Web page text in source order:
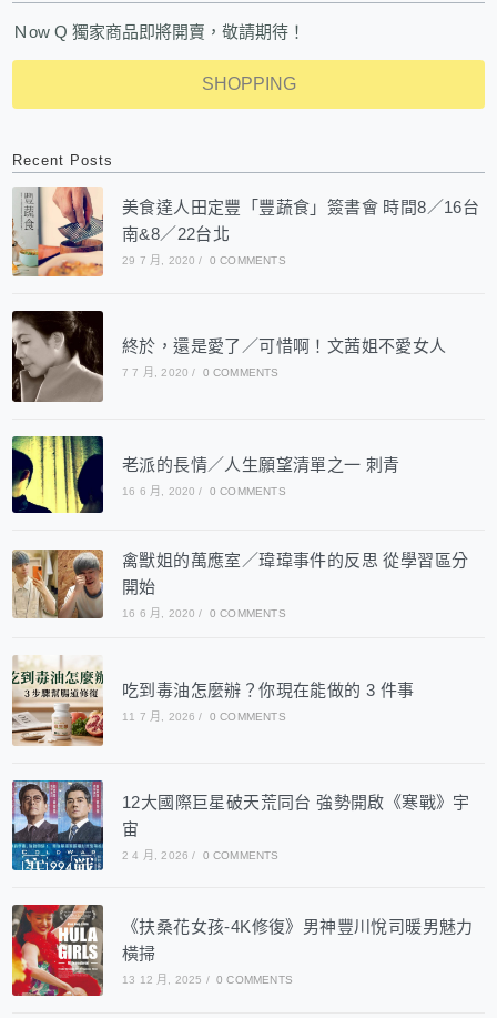
Ｎow Q 獨家商品即將開賣，敬請期待！
SHOPPING
Recent Posts
美食達人田定豐「豐蔬食」簽書會 時間8／16台
南&8／22台北
29 7 月, 2020 / 0 COMMENTS
終於，還是愛了／可惜啊！文茜姐不愛女人
7 7 月, 2020 / 0 COMMENTS
老派的長情／人生願望清單之一 刺青
16 6 月, 2020 / 0 COMMENTS
禽獸姐的萬應室／瑋瑋事件的反思 從學習區分
開始
16 6 月, 2020 / 0 COMMENTS
吃到毒油怎麼辦？你現在能做的 3 件事
11 7 月, 2026 / 0 COMMENTS
12大國際巨星破天荒同台 強勢開啟《寒戰》宇
宙
2 4 月, 2026 / 0 COMMENTS
《扶桑花女孩-4K修復》男神豐川悅司暖男魅力
橫掃
13 12 月, 2025 / 0 COMMENTS